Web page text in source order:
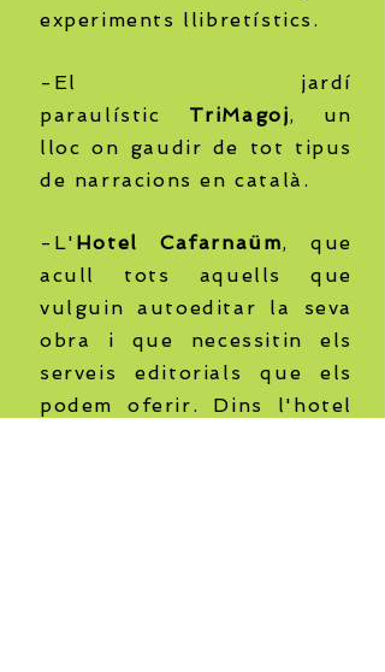
experiments llibretístics.
-El jardí
paraulístic TriMagoj, un
lloc on gaudir de tot tipus
de narracions en català.
-L' Hotel Cafarnaüm, que
acull tots aquells que
vulguin autoeditar la seva
obra i que necessitin els
serveis editorials que els
podem oferir. Dins l'hotel